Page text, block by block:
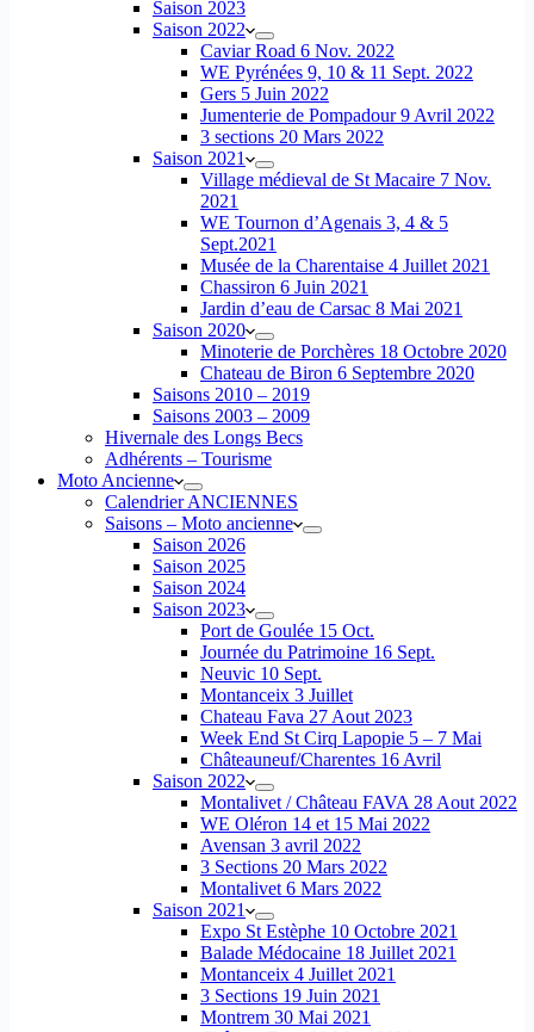
Saison 2023
Saison 2022
Caviar Road 6 Nov. 2022
WE Pyrénées 9, 10 & 11 Sept. 2022
Gers 5 Juin 2022
Jumenterie de Pompadour 9 Avril 2022
3 sections 20 Mars 2022
Saison 2021
Village médieval de St Macaire 7 Nov.
2021
WE Tournon d’Agenais 3, 4 & 5
Sept.2021
Musée de la Charentaise 4 Juillet 2021
Chassiron 6 Juin 2021
Jardin d’eau de Carsac 8 Mai 2021
Saison 2020
Minoterie de Porchères 18 Octobre 2020
Chateau de Biron 6 Septembre 2020
Saisons 2010 – 2019
Saisons 2003 – 2009
Hivernale des Longs Becs
Adhérents – Tourisme
Moto Ancienne
Calendrier ANCIENNES
Saisons – Moto ancienne
Saison 2026
Saison 2025
Saison 2024
Saison 2023
Port de Goulée 15 Oct.
Journée du Patrimoine 16 Sept.
Neuvic 10 Sept.
Montanceix 3 Juillet
Chateau Fava 27 Aout 2023
Week End St Cirq Lapopie 5 – 7 Mai
Châteauneuf/Charentes 16 Avril
Saison 2022
Montalivet / Château FAVA 28 Aout 2022
WE Oléron 14 et 15 Mai 2022
Avensan 3 avril 2022
3 Sections 20 Mars 2022
Montalivet 6 Mars 2022
Saison 2021
Expo St Estèphe 10 Octobre 2021
Balade Médocaine 18 Juillet 2021
Montanceix 4 Juillet 2021
3 Sections 19 Juin 2021
Montrem 30 Mai 2021